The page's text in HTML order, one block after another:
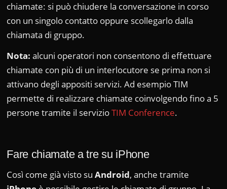
chiamate: si può chiudere la conversazione in corso
con un singolo contatto oppure scollegarlo dalla
chiamata di gruppo.
Nota: alcuni operatori non consentono di effettuare
chiamate con più di un interlocutore se prima non si
attivano degli appositi servizi. Ad esempio TIM
permette di realizzare chiamate coinvolgendo fino a 5
persone tramite il servizioTIM Conference.
Fare chiamate a tre su iPhone
Così come già visto suAndroid, anche tramite